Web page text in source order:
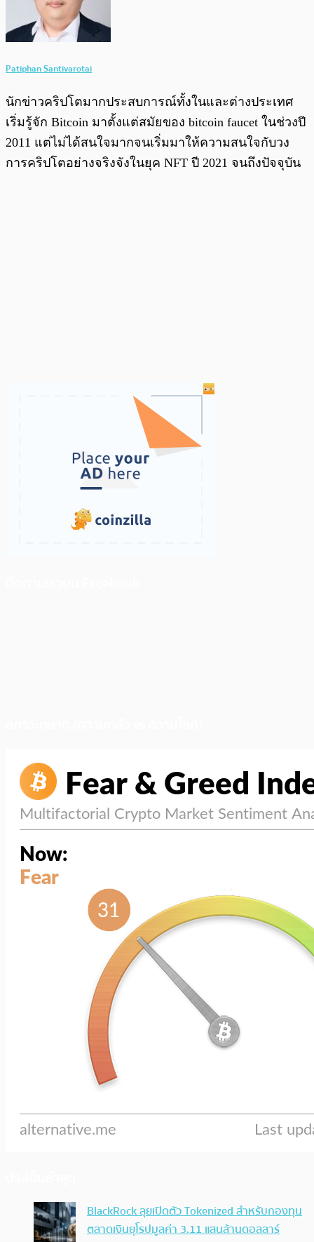
Patiphan Santivarotai
นักข่าวคริปโตมากประสบการณ์ทั้งในและต่างประเทศ
เริ่มรู้จัก Bitcoin มาตั้งแต่สมัยของ bitcoin faucet ในช่วงปี
2011 แต่ไม่ได้สนใจมากจนเริ่มมาให้ความสนใจกับวง
การคริปโตอย่างจริงจังในยุค NFT ปี 2021 จนถึงปัจจุบัน
BlackRock ลุยเปิดตัว Tokenized สำหรับกองทุน
ตลาดเงินยุโรปมูลค่า 3.11 แสนล้านดอลลาร์